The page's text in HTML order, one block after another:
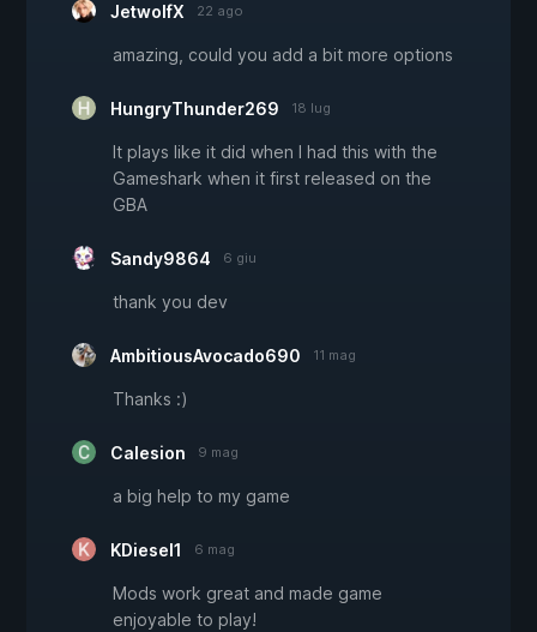
JetwolfX 22 ago
amazing, could you add a bit more options
HungryThunder269 18 lug
It plays like it did when I had this with the
Gameshark when it first released on the
GBA
Sandy9864 6 giu
thank you dev
AmbitiousAvocado690 11 mag
Thanks :)
Calesion 9 mag
a big help to my game
KDiesel1 6 mag
Mods work great and made game
enjoyable to play!